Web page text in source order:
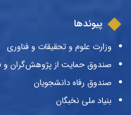
پیوندها
وزارت علوم و تحقیقات و فناوری
صندوق حمایت از پژوهش‌گران و
صندوق رفاه دانشجویان
بنیاد ملی نخبگان